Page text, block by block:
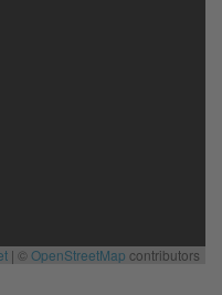
| ©OpenStreetMap contributors